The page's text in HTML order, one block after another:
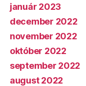
január 2023
december 2022
november 2022
október 2022
september 2022
august 2022